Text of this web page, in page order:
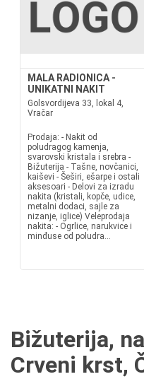
MALA RADIONICA -
UNIKATNI NAKIT
Golsvordijeva 33, lokal 4,
Vračar
Prodaja: - Nakit od
poludragog kamenja,
svarovski kristala i srebra -
Bižuterija - Tašne, novčanici,
kaiševi - Šeširi, ešarpe i ostali
aksesoari - Delovi za izradu
nakita (kristali, kopče, udice,
metalni dodaci, sajle za
nizanje, iglice) Veleprodaja
nakita: - Ogrlice, narukvice i
minđuse od poludra...
Bižuterija,
Crveni krst,